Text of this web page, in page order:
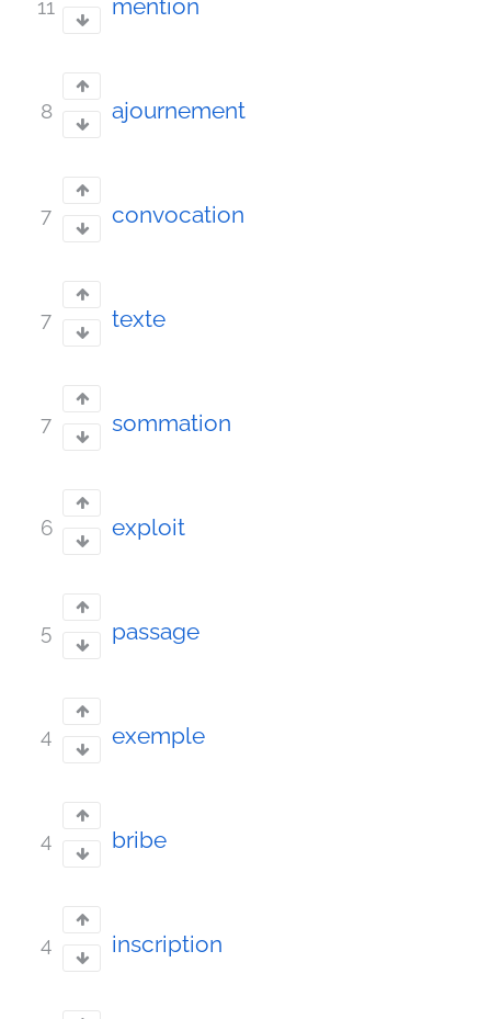
11 mention
8 ajournement
7 convocation
7 texte
7 sommation
6 exploit
5 passage
4 exemple
4 bribe
4 inscription